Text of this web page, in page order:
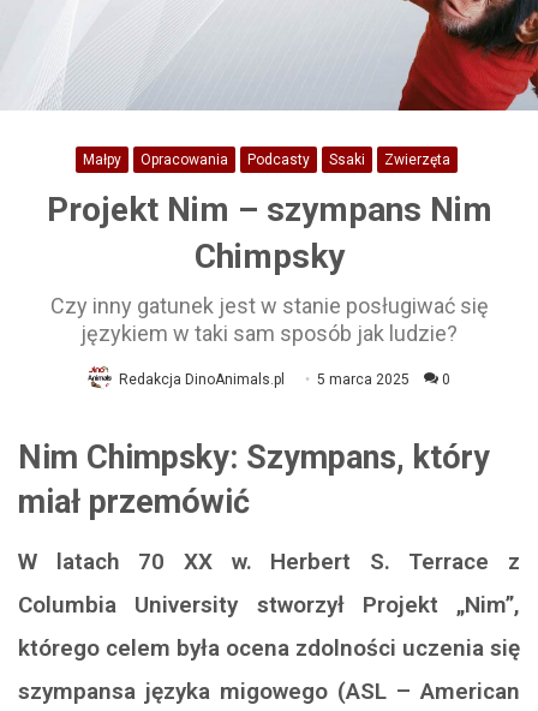
Małpy Opracowania Podcasty Ssaki Zwierzęta
Projekt Nim – szympans Nim
Chimpsky
Czy inny gatunek jest w stanie posługiwać się
językiem w taki sam sposób jak ludzie?
Redakcja DinoAnimals.pl 5 marca 2025 0
Nim Chimpsky: Szympans, który
miał przemówić
W latach 70 XX w. Herbert S. Terrace z
Columbia University stworzył Projekt „Nim”,
którego celem była ocena zdolności uczenia się
szympansa języka migowego (ASL – American